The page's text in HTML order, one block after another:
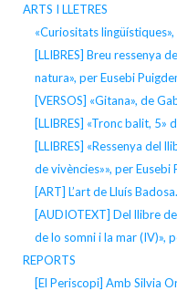
ARTS I LLETRES
«Curiositats lingüístiques»,
[LLIBRES] Breu ressenya
natura», per Eusebi
[VERSOS] «Gitana», de
[LLIBRES] «Tronc balit, 5»
[LLIBRES] «Ressenya del
de vivències»», per Eusebi
[ART] L’art de Lluís
[AUDIOTEXT] Del llibre
de lo somni i la mar (IV)»,
REPORTS
[El Periscopi] Amb Silvia